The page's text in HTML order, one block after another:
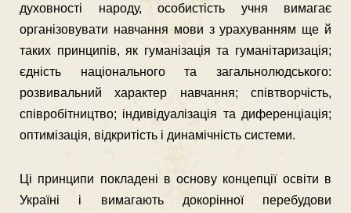
духовності народу, особистість учня вимагає
організовувати навчання мови з урахуванням ще й
таких принципів, як гуманізація та гуманітаризація;
єдність національного та загальнолюдського:
розвивальний характер навчання; співтворчість,
співробітництво; індивідуалізація та дифе­ренціація;
оптимізація, відкритість і динамічність системи.
Ці принципи покладені в основу концепції освіти в
Україні і вимагають доко­рінної перебудови